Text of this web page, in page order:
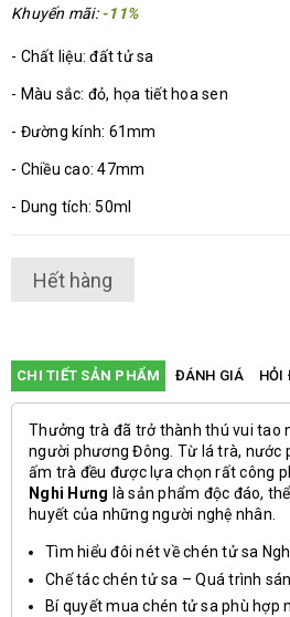
Khuyến mãi:-11%
- Chất liệu: đất tử sa
- Màu sắc: đỏ, họa tiết hoa sen
- Đường kính: 61mm
- Chiều cao: 47mm
- Dung tích: 50ml
Hết hàng
CHI TIẾT SẢN PHẨM ĐÁNH GIÁ HỎI
Thưởng trà đã trở thành thú vui tao
người phương Đông. Từ lá trà, nước
ấm trà đều được lựa chọn rất công
Nghi Hưng là sản phẩm độc đáo,
huyết của những người nghệ nhân.
Tìm hiểu đôi nét về chén tử sa
Chế tác chén tử sa – Quá trình
Bí quyết mua chén tử sa phù hợp